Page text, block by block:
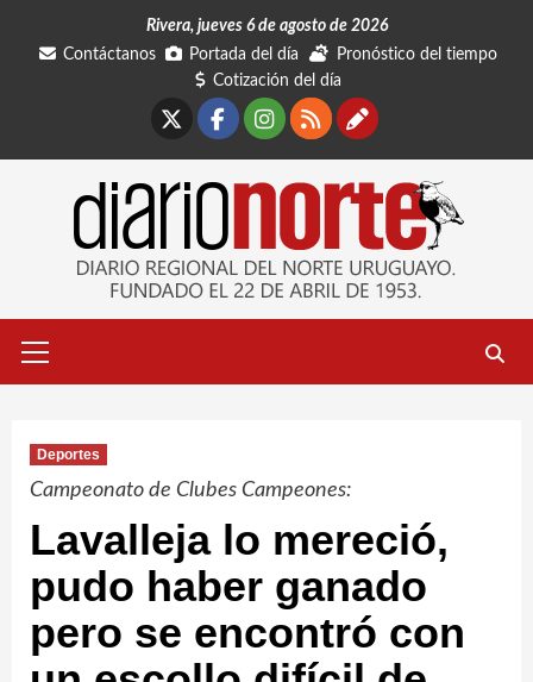
Rivera, jueves 6 de agosto de 2026
Contáctanos
Portada del día
Pronóstico del tiempo
Cotización del día
Facebook
Instagram
RSSContáctanos
primario
Deportes
Campeonato de Clubes Campeones:
Lavalleja lo mereció,
pudo haber ganado
pero se encontró con